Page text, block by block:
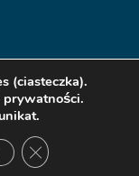
na ściany.
(ciasteczka).
prywatności.
ZAMKNIJ